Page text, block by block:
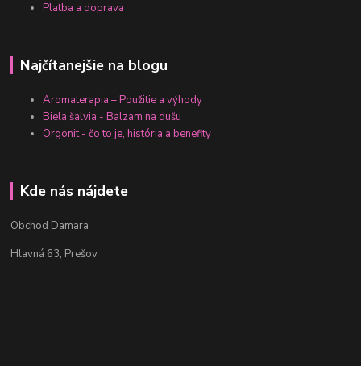
Platba a doprava
Najčítanejšie na blogu
Aromaterapia – Použitie a výhody
Biela šalvia - Balzam na dušu
Orgonit - čo to je, história a benefity
Kde nás nájdete
Obchod Damara
Hlavná 63, Prešov